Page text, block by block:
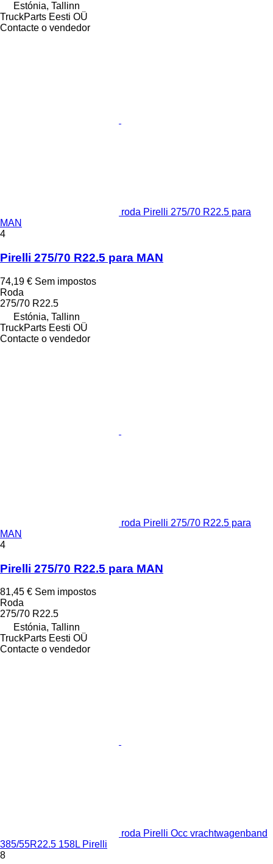
Estónia, Tallinn
TruckParts Eesti OÜ
Contacte o vendedor
roda Pirelli 275/70 R22.5 para
MAN
4
Pirelli 275/70 R22.5 para MAN
74,19 € Sem impostos
Roda
275/70 R22.5
Estónia, Tallinn
TruckParts Eesti OÜ
Contacte o vendedor
roda Pirelli 275/70 R22.5 para
MAN
4
Pirelli 275/70 R22.5 para MAN
81,45 € Sem impostos
Roda
275/70 R22.5
Estónia, Tallinn
TruckParts Eesti OÜ
Contacte o vendedor
roda Pirelli Occ vrachtwagenband
385/55R22.5 158L Pirelli
8